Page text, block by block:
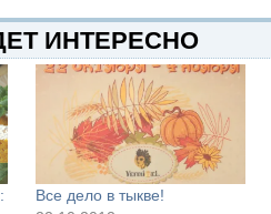
ИНТЕРЕСНО
Все дело в тыкве!